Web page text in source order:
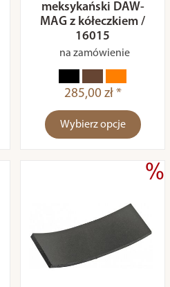
meksykański DAW-
MAG z kółeczkiem /
16015
na zamówienie
285,00 zł *
Wybierz opcje